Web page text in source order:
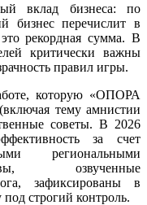
вклад бизнеса: по
бизнес перечислит в
рекордная сумма. В
критически важны
правил игры.
которую «ОПОРА
тему амнистии
советы. В 2026
за счет
региональными
озвученные
зафиксированы в
строгий контроль.